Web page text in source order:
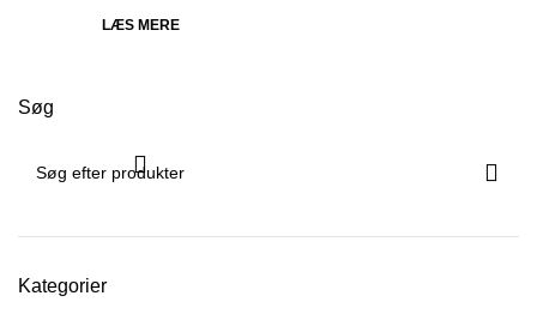
Søg
Kategorier
LÆS MERE